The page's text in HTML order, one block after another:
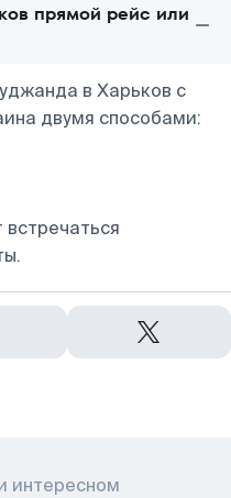
прямой рейс или
в Харьков с
двумя способами:
интересном